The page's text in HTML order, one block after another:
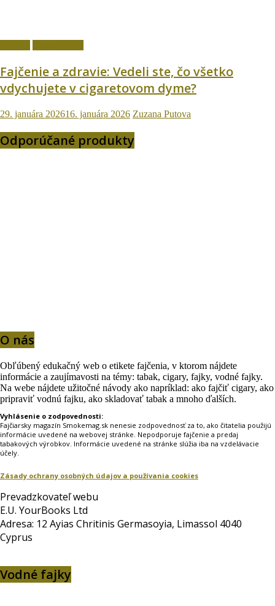
Fajčenie a zdravie: Vedeli ste, čo všetko
vdychujete v cigaretovom dyme?
29. januára 202616. januára 2026 Zuzana Putova
Odporúčané produkty
O nás
Obľúbený edukačný web o etikete fajčenia, v ktorom nájdete
informácie a zaujímavosti na témy: tabak, cigary, fajky, vodné fajky.
Na webe nájdete užitočné návody ako napríklad: ako fajčiť cigary, ako
pripraviť vodnú fajku, ako skladovať tabak a mnoho ďalších.
Vyhlásenie o zodpovednosti:
Fajčiarsky magazín Smokemag.sk nenesie zodpovednosť za to, ako čitatelia použijú
informácie uvedené na webovej stránke. Nepodporuje fajčenie a predaj
tabakových výrobkov. Informácie uvedené na stránke slúžia iba na vzdelávacie
účely.
Zásady ochrany osobných údajov a používania cookies
Prevadzkovateľ webu
E.U. YourBooks Ltd
Adresa: 12 Ayias Chritinis Germasoyia, Limassol 4040
Cyprus
Vodné fajky